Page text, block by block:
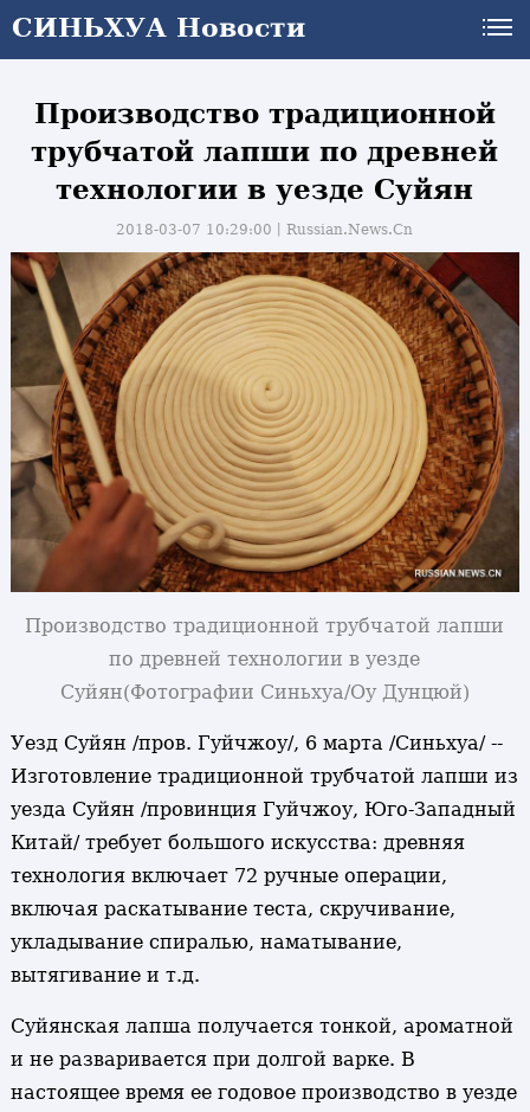
СИНЬХУА Новости
Производство традиционной
трубчатой лапши по древней
технологии в уезде Суйян
2018-03-07 10:29:00丨Russian.News.Cn
Производство традиционной трубчатой лапши
по древней технологии в уезде
Суйян(Фотографии Синьхуа/Оу Дунцюй)
Уезд Суйян /пров. Гуйчжоу/, 6 марта /Синьхуа/ --
Изготовление традиционной трубчатой лапши из
уезда Суйян /провинция Гуйчжоу, Юго-Западный
Китай/ требует большого искусства: древняя
технология включает 72 ручные операции,
включая раскатывание теста, скручивание,
укладывание спиралью, наматывание,
вытягивание и т.д.
Суйянская лапша получается тонкой, ароматной
и не разваривается при долгой варке. В
настоящее время ее годовое производство в уезде